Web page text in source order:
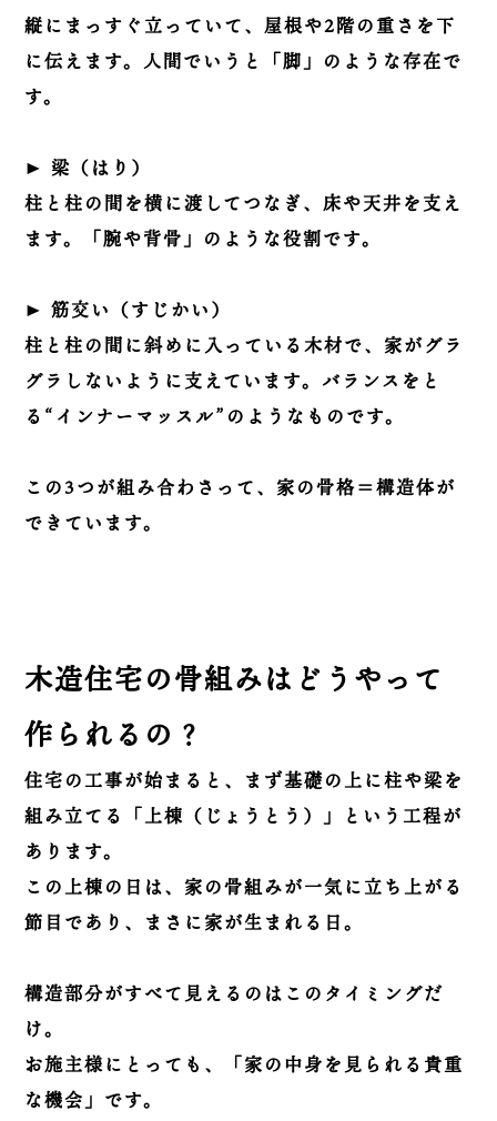
縦にまっすぐ立っていて、屋根や2階の重さを下
に伝えます。人間でいうと「脚」のような存在で
す。
▶︎梁（はり）
柱と柱の間を横に渡してつなぎ、床や天井を支え
ます。「腕や背骨」のような役割です。
▶︎筋交い（すじかい）
柱と柱の間に斜めに入っている木材で、家がグラ
グラしないように支えています。バランスをと
る“インナーマッスル”のようなものです。
この3つが組み合わさって、家の骨格＝構造体が
できています。
木造住宅の骨組みはどうやって
作られるの？
住宅の工事が始まると、まず基礎の上に柱や梁を
組み立てる「上棟（じょうとう）」という工程が
あります。
この上棟の日は、家の骨組みが一気に立ち上がる
節目であり、まさに家が生まれる日。
構造部分がすべて見えるのはこのタイミングだ
け。
お施主様にとっても、「家の中身を見られる貴重
な機会」です。